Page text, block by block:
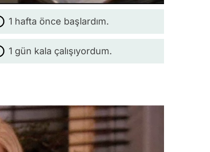
1 hafta önce başlardım.
1 gün kala çalışıyordum.